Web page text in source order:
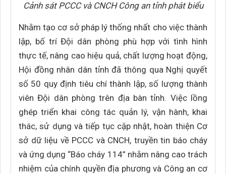
Cảnh sát PCCC và CNCH Công an tỉnh phát biểu
Nhằm tạo cơ sở pháp lý thống nhất cho việc thành
lập, bố trí Đội dân phòng phù hợp với tình hình
thực tế, nâng cao hiệu quả, chất lượng hoạt động,
Hội đồng nhân dân tỉnh đã thông qua Nghị quyết
số 50 quy định tiêu chí thành lập, số lượng thành
viên Đội dân phòng trên địa bàn tỉnh. Việc lồng
ghép triển khai công tác quản lý, vận hành, khai
thác, sử dụng và tiếp tục cập nhật, hoàn thiện Cơ
sở dữ liệu về PCCC và CNCH, truyền tin báo cháy
và ứng dụng “Báo cháy 114” nhằm nâng cao trách
nhiệm của chính quyền địa phương và Công an cơ